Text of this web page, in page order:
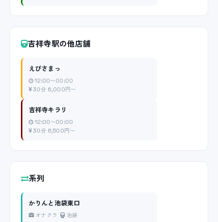
吉祥寺駅の他店舗
えびさまっ
12:00〜00:00
30分 6,000円〜
吉祥寺キラリ
12:00〜00:00
30分 6,500円〜
系列
かりんと池袋東口
オナクラ 池袋